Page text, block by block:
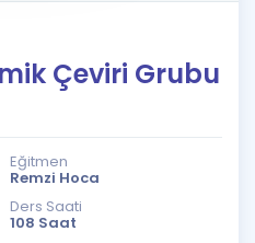
Çeviri Grubu
Eğitmen
Remzi Hoca
Ders Saati
108 Saat